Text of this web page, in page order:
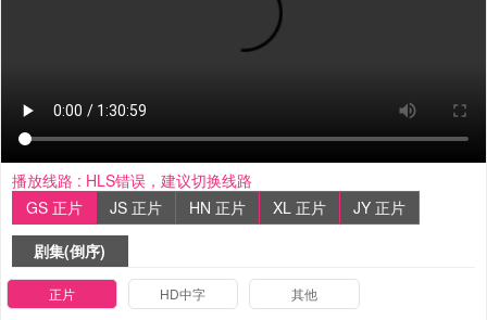
播放线路 : HLS错误，建议切换线路
GS 正片
JS 正片 HN 正片 XL 正片
JY 正片
剧集(倒序)
正片 HD中字 其他